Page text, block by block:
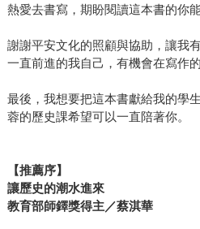
熱愛去書寫，期盼閱讀這本書的你能
謝謝平安文化的照顧與協助，讓我
一直前進的我自己，有機會在寫作
最後，我想要把這本書獻給我的學
蓉的歷史課希望可以一直陪著你。
【推薦序】
讓歷史的潮水進來
教育部師鐸獎得主／蔡淇華